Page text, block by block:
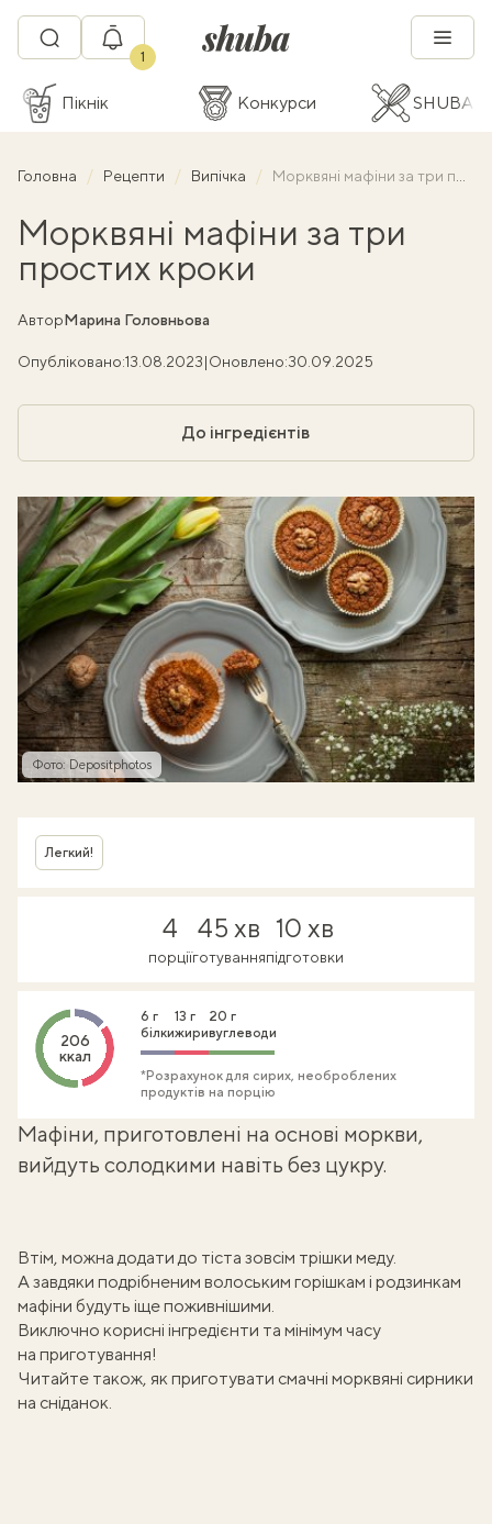
1
Пікнік Конкурси SHUBA
Головна Рецепти Випічка Морквяні мафіни за три простих кроки
Морквяні мафіни за три
простих кроки
АвторМарина Головньова
Опубліковано:13.08.2023|Оновлено:30.09.2025
До інгредієнтів
Фото: Depositphotos
Легкий!
4
порції
45 хв
готування
10 хв
підготовки
206
ккал
6 г
білки
13 г
жири
20 г
вуглеводи
*Розрахунок для сирих, необроблених
продуктів на порцію
Мафіни, приготовлені на основі моркви,
вийдуть солодкими навіть без цукру.
Втім, можна додати до тіста зовсім трішки меду.
А завдяки подрібненим волоським горішкам і родзинкам
мафіни будуть іще поживнішими.
Виключно корисні інгредієнти та мінімум часу
на приготування!
Читайте також, як приготувати смачні морквяні сирники
на сніданок.